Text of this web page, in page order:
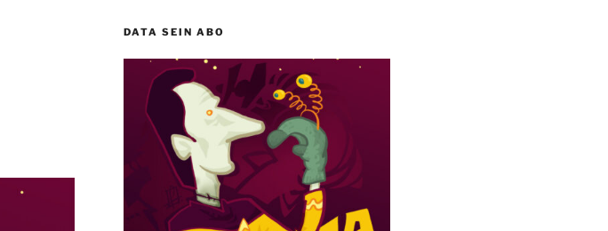
DATA SEIN ABO